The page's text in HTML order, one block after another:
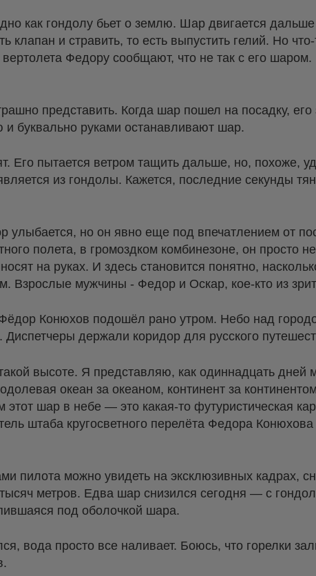
как гондолу бьет о землю. Шар двигается дальше
и стравить, то есть выпустить гелий. Но
Федору сообщают, что не так с его
представить. Когда шар пошел на посадку,
буквально руками останавливают шар.
Его пытается ветром тащить дальше, но, похоже,
из гондолы. Кажется, последние секунды
улыбается, но он явно еще под впечатлением от
полета, в громоздком комбинезоне, он просто
на руках. И здесь становится понятно,
Взрослые мужчины - Федор и Оскар, кое-кто из
Фёдор Конюхов подошёл рано утром. Небо над
держали коридор для русского
высоте. Я представляю, как одиннадцать дней
океан за океаном, континент за
шар в небе — это какая-то футуристическая
штаба кругосветного перелёта Федора
пилота можно увидеть на эксклюзивных кадрах,
метров. Едва шар снизился сегодня — с
под оболочкой шара.
вода просто все наливает. Боюсь, что горелки